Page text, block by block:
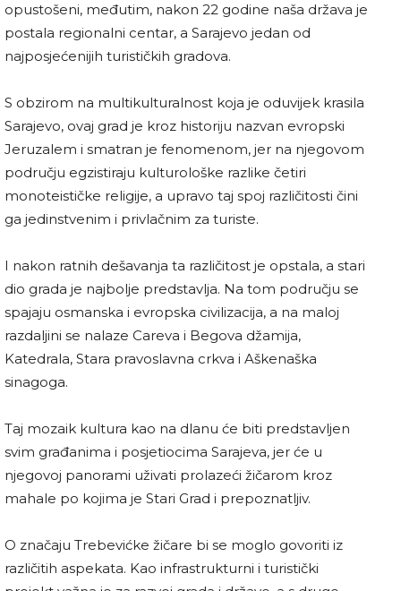
opustošeni, međutim, nakon 22 godine naša država je
postala regionalni centar, a Sarajevo jedan od
najposjećenijih turističkih gradova.
S obzirom na multikulturalnost koja je oduvijek krasila
Sarajevo, ovaj grad je kroz historiju nazvan evropski
Jeruzalem i smatran je fenomenom, jer na njegovom
području egzistiraju kulturološke razlike četiri
monoteističke religije, a upravo taj spoj različitosti čini
ga jedinstvenim i privlačnim za turiste.
I nakon ratnih dešavanja ta različitost je opstala, a stari
dio grada je najbolje predstavlja. Na tom području se
spajaju osmanska i evropska civilizacija, a na maloj
razdaljini se nalaze Careva i Begova džamija,
Katedrala, Stara pravoslavna crkva i Aškenaška
sinagoga.
Taj mozaik kultura kao na dlanu će biti predstavljen
svim građanima i posjetiocima Sarajeva, jer će u
njegovoj panorami uživati prolazeći žičarom kroz
mahale po kojima je Stari Grad i prepoznatljiv.
O značaju Trebevićke žičare bi se moglo govoriti iz
različitih aspekata. Kao infrastrukturni i turistički